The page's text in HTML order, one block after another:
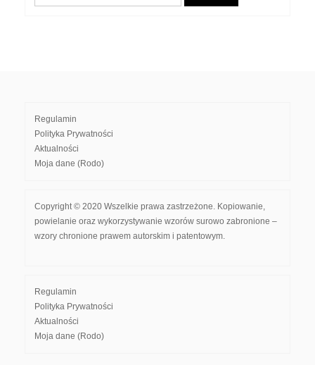
Regulamin
Polityka Prywatności
Aktualności
Moja dane (Rodo)
Copyright © 2020 Wszelkie prawa zastrzeżone. Kopiowanie,
powielanie oraz wykorzystywanie wzorów surowo zabronione –
wzory chronione prawem autorskim i patentowym.
Regulamin
Polityka Prywatności
Aktualności
Moja dane (Rodo)